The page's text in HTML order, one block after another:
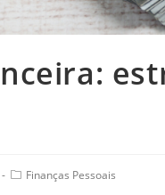
Finanças Pessoais